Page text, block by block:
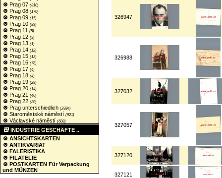
Prag 07 (310)
Prag 08 (170)
Prag 09 (15)
Prag 10 (89)
Prag 11 (5)
Prag 12 (9)
Prag 13 (1)
Prag 14 (12)
Prag 15 (13)
Prag 16 (76)
Prag 17 (4)
Prag 18 (4)
Prag 19 (29)
Prag 20 (14)
Prag 21 (40)
Prag 22 (30)
Prag unterschiedlich (2384)
Staroměstské náměstí (921)
Václavské náměstí (608)
INDUSTRIE GESCHÄFTE ..
ANSICHTSKARTEN
ANTIKVARIAT
FALERISTIKA
FILATELIE
POSTKARTEN Für Verpackung
und MÜNZEN
326947
326988
327032
327057
327120
327121